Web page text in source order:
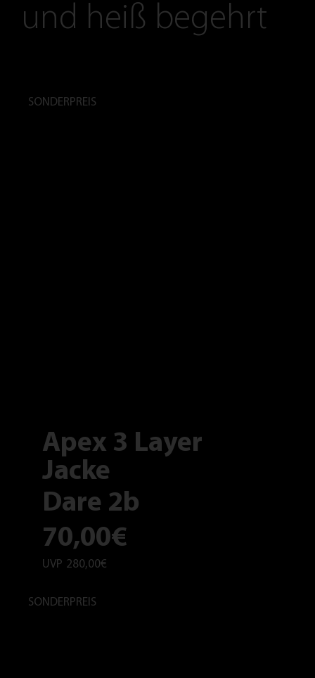
Apex 3 Layer
Jacke
Dare 2b
70,00€
UVP 280,00€
SONDERPREIS
SONDERPREIS
und heiß begehrt